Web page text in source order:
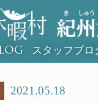
スタッフブロ
2021.05.18